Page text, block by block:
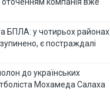
БПЛА: у чотирьох районах
є постраждалі
до українських
Мохамеда Салаха